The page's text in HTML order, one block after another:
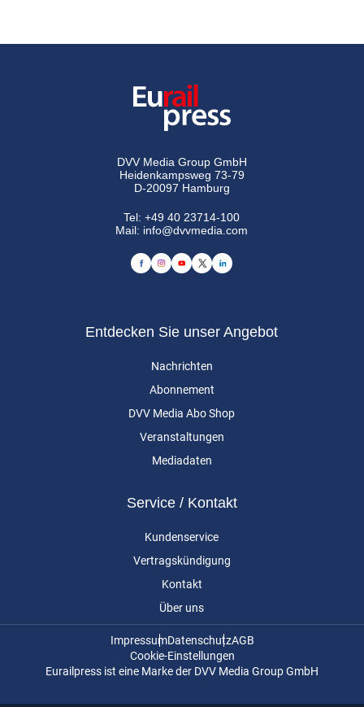
DVV Media Group GmbH
Heidenkampsweg 73-79
D-20097 Hamburg
Tel:+49 40 23714-100
Mail: info@dvvmedia.com
Entdecken Sie unser Angebot
Nachrichten
Abonnement
DVV Media Abo Shop
Veranstaltungen
Mediadaten
Service / Kontakt
Kundenservice
Vertragskündigung
Kontakt
Über uns
ImpressumDatenschutzAGB
Cookie-Einstellungen
Eurailpress ist eine Marke der DVV Media Group GmbH